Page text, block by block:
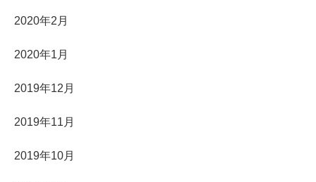
2020年2月
2020年1月
2019年12月
2019年11月
2019年10月